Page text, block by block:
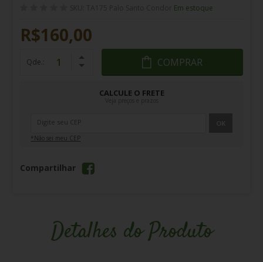
Em estoque
R$160,00
Qde.: COMPRAR
CALCULE O FRETE
OK
*Não sei meu CEP
Compartilhar
Detalhes do Produto